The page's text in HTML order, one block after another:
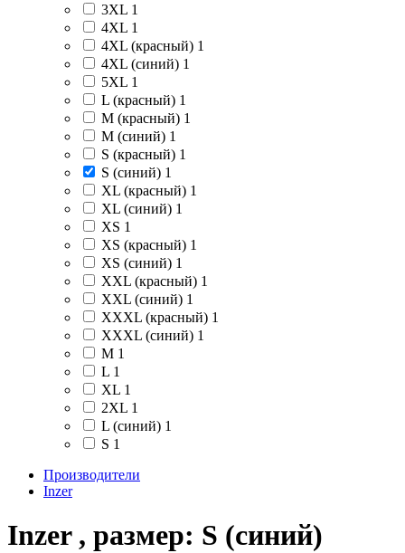
3XL 1
4XL 1
4XL (красный) 1
4XL (синий) 1
5XL 1
L (красный) 1
M (красный) 1
M (синий) 1
S (красный) 1
S (синий) 1
XL (красный) 1
XL (синий) 1
XS 1
XS (красный) 1
XS (синий) 1
XXL (красный) 1
XXL (синий) 1
XXXL (красный) 1
XXXL (синий) 1
M 1
L 1
XL 1
2XL 1
L (синий) 1
S 1
Производители
Inzer
Inzer , размер: S (синий)